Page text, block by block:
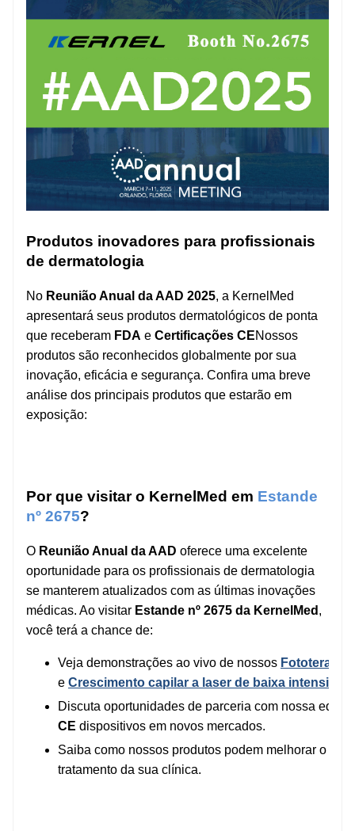
Produtos inovadores para profissionais
de dermatologia
No Reunião Anual da AAD 2025, a KernelMed
apresentará seus produtos dermatológicos de ponta
que receberam FDA e Certificações CENossos
produtos são reconhecidos globalmente por sua
inovação, eficácia e segurança. Confira uma breve
análise dos principais produtos que estarão em
exposição:
Por que visitar o KernelMed em Estande
nº 2675?
O Reunião Anual da AAD oferece uma excelente
oportunidade para os profissionais de dermatologia
se manterem atualizados com as últimas inovações
médicas. Ao visitar Estande nº 2675 da KernelMed ,
você terá a chance de:
Veja demonstrações ao vivo de nossos Fototerapia
e Crescimento capilar a laser de baixa
Discuta oportunidades de parceria com nossa
CE dispositivos em novos mercados.
Saiba como nossos produtos podem melhorar o
tratamento da sua clínica.